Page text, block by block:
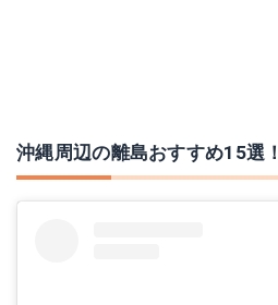
沖縄周辺の離島おすすめ15選！